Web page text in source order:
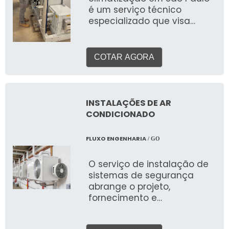
produtividade elevada,
melhoria da qualidade do
de energia, criando um
ambiente ideal para
operações comerciais.
é um serviço técnico
especializado que visa
sistemas de aquecimento,
ventilação e ar
industriais e corporativos.
Este serviço detalhado
melhoria, otimização de
custos e conformidade com
COTAR AGORA
INSTALAÇÕES DE AR
CONDICIONADO
FLUXO ENGENHARIA/ GO
O serviço de instalação de
sistemas de segurança
abrange o projeto,
fornecimento e